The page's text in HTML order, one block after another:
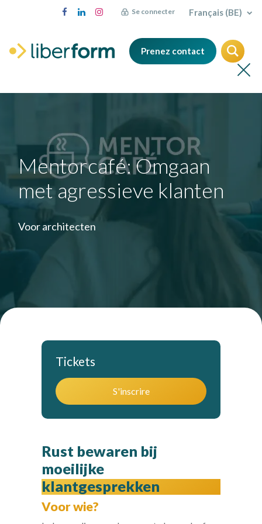
Se connecter Français (BE)
Prenez contact
Mentorcafé: Omgaan
met agressieve klanten
Voor architecten
Tickets
S'inscrire
Rust bewaren bij
moeilijke
klantgesprekken
Voor wie?